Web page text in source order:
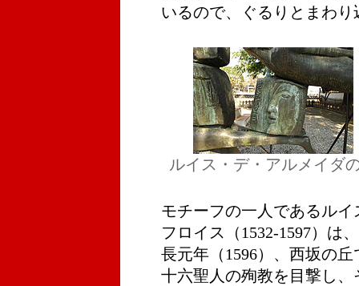
いるので、ぐるりとまわ
ルイス・デ・アルメイダ
モチーフの一人であるルイ
フロイス（1532-1597）は
長元年（1596）、西坂の丘
十六聖人の殉教を目撃し、